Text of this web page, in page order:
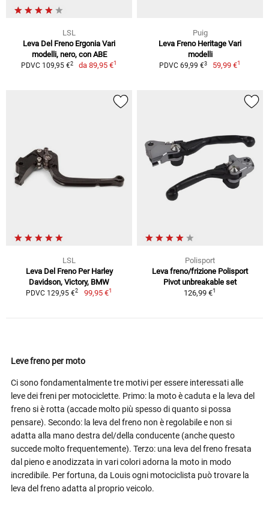
LSL
Leva Del Freno Ergonia Vari
modelli, nero, con ABE
PDVC 109,95 €2 da89,95 €1
Puig
Leva Freno Heritage Vari
modelli
PDVC 69,99 €3 59,99 €1
LSL
Leva Del Freno Per Harley
Davidson, Victory, BMW
PDVC 129,95 €2 99,95 €1
Polisport
Leva freno/frizione Polisport
Pivot unbreakable set
126,99 €1
Leve freno per moto
Ci sono fondamentalmente tre motivi per essere interessati alle
leve dei freni per motociclette. Primo: la moto è caduta e la leva del
freno si è rotta (accade molto più spesso di quanto si possa
pensare). Secondo: la leva del freno non è regolabile e non si
adatta alla mano destra del/della conducente (anche questo
succede molto frequentemente). Terzo: una leva del freno fresata
dal pieno e anodizzata in vari colori adorna la moto in modo
incredibile. Per fortuna, da Louis ogni motociclista può trovare la
leva del freno adatta al proprio veicolo.